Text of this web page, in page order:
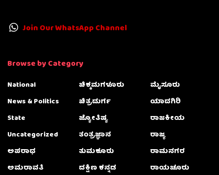
Join Our WhatsApp Channel
Browse by Category
National
News & Politics
State
Uncategorized
ಅಪರಾಧ
ಅಮರಾವತಿ
ಚಿಕ್ಕಮಗಳೂರು
ಚಿತ್ರದುರ್ಗ
ಜ್ಯೋತಿಷ್ಯ
ತಂತ್ರಜ್ಞಾನ
ತುಮಕೂರು
ದಕ್ಷಿಣ ಕನ್ನಡ
ಮೈಸೂರು
ಯಾದಗಿರಿ
ರಾಜಕೀಯ
ರಾಜ್ಯ
ರಾಮನಗರ
ರಾಯಚೂರು